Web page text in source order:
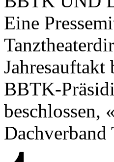
Eine
BBTK-
beschlossen,
Dachverband